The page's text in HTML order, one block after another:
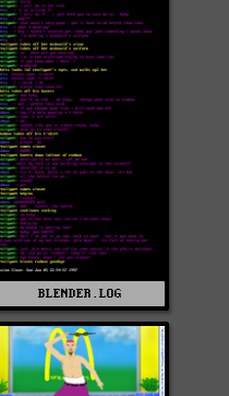
BLENDER.LOG